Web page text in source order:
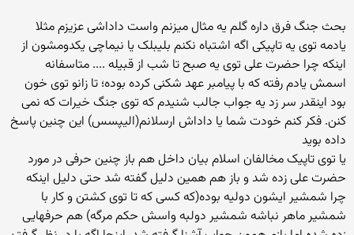
بحث جنگ فرق داره گلم یه مثال میزنم واست داداشی عزیزم مثلا
یادمه توی یه تاپیکی اگه اشتباه نکنم بلیبلک یا نیماچی یکدومشون از
اینکه چرا حضرت علی توی یه صبح تا شب از قبیله .... متاسفانه
اسمش یادم رفته که با پیامبر عهد شکنی کرده بوده؛ تا زانو توی خون
بود اینقدر سر زد یه جواب جالب شنیدم که توی جنگ خیرات که نمی
کنن. فکر کنم خودت شما یا داداش ارسلانم(الیپسس) این چنین پاسخ
داده بوید
یا توی تاپیک مخالفان اسلام بیان داخل هم باز چنین حرفی در مورد
حضرت علی زده شد و باز هم همین دلیل گفته شد حتی دلیل اینکه
چرا شمشیر ایشون دولیه بوده(که کسی که تا توی کشتن و کار با
شمشیر ماهر نباشه شمشیر دولبه واسش حکم مرگه) هم حرفهایی